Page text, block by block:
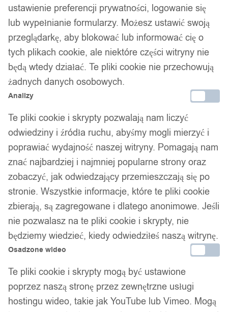
ustawienie preferencji prywatności, logowanie się
lub wypełnianie formularzy. Możesz ustawić swoją
przeglądarkę, aby blokować lub informować cię o
tych plikach cookie, ale niektóre części witryny nie
będą wtedy działać. Te pliki cookie nie przechowują
żadnych danych osobowych.
Analizy
Te pliki cookie i skrypty pozwalają nam liczyć
odwiedziny i źródła ruchu, abyśmy mogli mierzyć i
poprawiać wydajność naszej witryny. Pomagają nam
znać najbardziej i najmniej popularne strony oraz
zobaczyć, jak odwiedzający przemieszczają się po
stronie. Wszystkie informacje, które te pliki cookie
zbierają, są zagregowane i dlatego anonimowe. Jeśli
nie pozwalasz na te pliki cookie i skrypty, nie
będziemy wiedzieć, kiedy odwiedziłeś naszą witrynę.
Osadzone wideo
Te pliki cookie i skrypty mogą być ustawione
poprzez naszą stronę przez zewnętrzne usługi
hostingu wideo, takie jak YouTube lub Vimeo. Mogą